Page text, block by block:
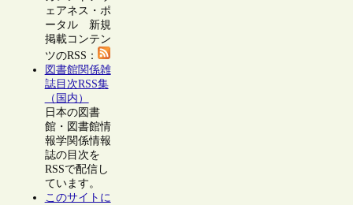
ェアネス・ポ
ータル 新規
掲載コンテン
ツのRSS：
図書館関係雑
誌目次RSS集
（国内）
日本の図書
館・図書館情
報学関係情報
誌の目次を
RSSで配信し
ています。
このサイトに